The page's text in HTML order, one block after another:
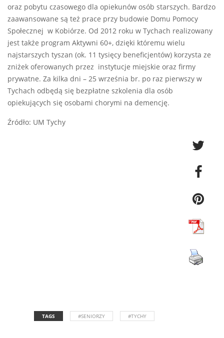
oraz pobytu czasowego dla opiekunów osób starszych. Bardzo
zaawansowane są też prace przy budowie Domu Pomocy
Społecznej w Kobiórze. Od 2012 roku w Tychach realizowany
jest także program Aktywni 60+, dzięki któremu wielu
najstarszych tyszan (ok. 11 tysięcy beneficjentów) korzysta ze
zniżek oferowanych przez instytucje miejskie oraz firmy
prywatne. Za kilka dni – 25 września br. po raz pierwszy w
Tychach odbędą się bezpłatne szkolenia dla osób
opiekujących się osobami chorymi na demencję.
Źródło: UM Tychy
TAGS #SENIORZY #TYCHY